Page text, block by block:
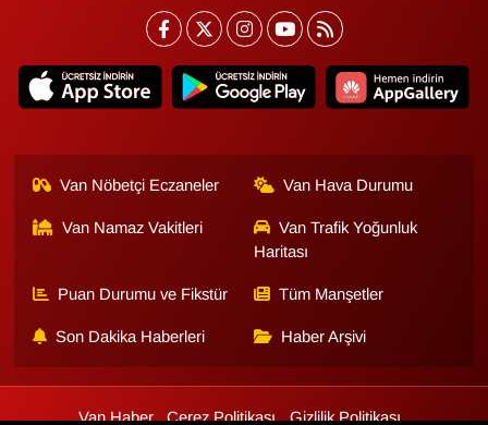
Van Nöbetçi Eczaneler Van Hava Durumu
Van Namaz Vakitleri
Van Trafik Yoğunluk
Haritası
Puan Durumu ve Fikstür Tüm Manşetler
Son Dakika Haberleri Haber Arşivi
Van Haber Çerez Politikası Gizlilik Politikası